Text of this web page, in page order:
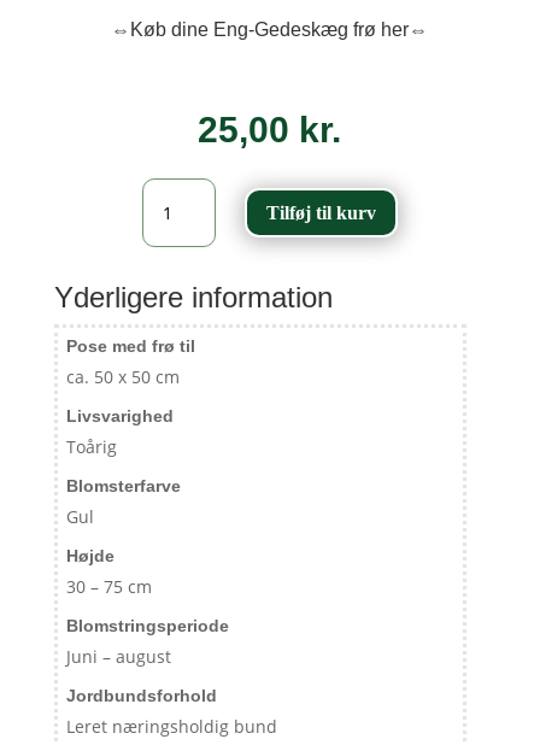
⇔Køb dine Eng-Gedeskæg frø her⇔
25,00 kr.
Eng-
Gedeskæg
-
pratensis
Tilføj til kurv
Yderligere information
Pose med frø til
ca. 50 x 50 cm
Livsvarighed
Toårig
Blomsterfarve
Gul
Højde
30 – 75 cm
Blomstringsperiode
Juni – august
Jordbundsforhold
Leret næringsholdig bund